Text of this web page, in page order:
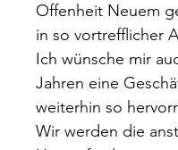
Offenheit Neuem
in so vortrefflicher
Ich wünsche mir
Jahren eine
weiterhin so
Wir werden die